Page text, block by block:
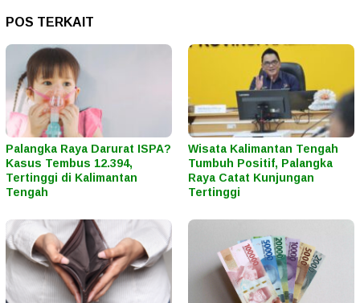
POS TERKAIT
Palangka Raya Darurat ISPA?
Kasus Tembus 12.394,
Tertinggi di Kalimantan
Tengah
Wisata Kalimantan Tengah
Tumbuh Positif, Palangka
Raya Catat Kunjungan
Tertinggi